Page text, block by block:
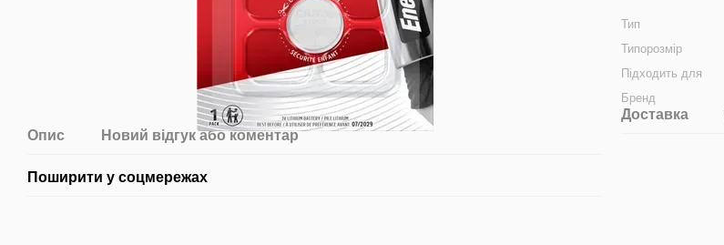
Опис Новий відгук або коментар
Поширити у соцмережах
Тип
Типорозмір
Підходить для
Бренд
Доставка